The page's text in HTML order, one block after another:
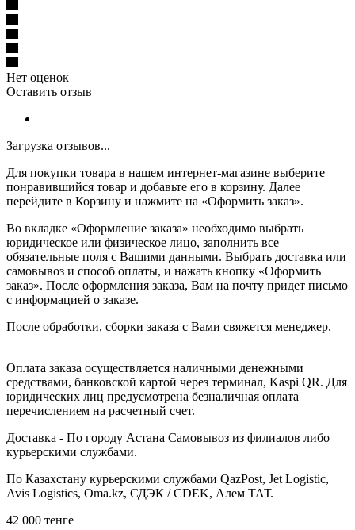
Нет оценок
Оставить отзыв
Загрузка отзывов...
Для покупки товара в нашем интернет-магазине выберите
понравившийся товар и добавьте его в корзину. Далее
перейдите в Корзину и нажмите на «Оформить заказ».
Во вкладке «Оформление заказа» необходимо выбрать
юридическое или физическое лицо, заполнить все
обязательные поля с Вашими данными. Выбрать доставка или
самовывоз и способ оплаты, и нажать кнопку «Оформить
заказ». После оформления заказа, Вам на почту придет письмо
с информацией о заказе.
После обработки, сборки заказа с Вами свяжется менеджер.
Оплата заказа осуществляется наличными денежными
средствами, банковской картой через терминал, Kaspi QR. Для
юридических лиц предусмотрена безналичная оплата
перечислением на расчетный счет.
Доставка - По городу Астана Самовывоз из филиалов либо
курьерскими службами.
По Казахстану курьерскими службами QazPost, Jet Logistic,
Avis Logistics, Oma.kz, СДЭК / CDEK, Алем ТАТ.
42 000 тенге